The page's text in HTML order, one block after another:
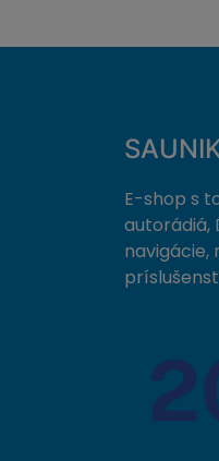
E-shop s
autorádiá,
navigácie,